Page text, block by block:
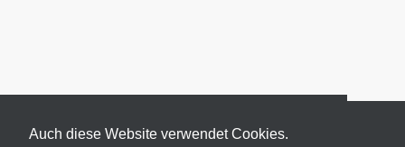
Auch diese Website verwendet Cookies.